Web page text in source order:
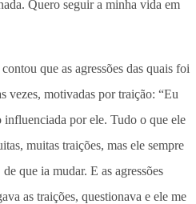
Quero seguir a minha vida em
que as agressões das quais foi
vezes, motivadas por traição: “Eu
por ele. Tudo o que ele
muitas traições, mas ele sempre
que ia mudar. E as agressões
as traições, questionava e ele me